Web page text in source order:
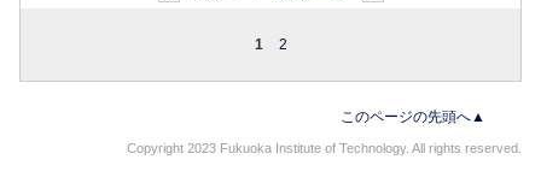
1 2
このページの先頭へ▲
Copyright 2023 Fukuoka Institute of Technology. All rights reserved.